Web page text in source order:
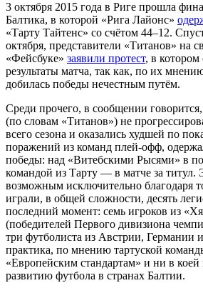
3 октября 2015 года в Риге прошла
Балтика, в которой «Рига Лайонс»
«Тарту Тайтенс» со счётом 44–12.
октября, представители «Титанов» на
«Фейсбуке» заявили протест, в котором
результаты матча, так как, по их
добилась победы нечестным путём.
Среди прочего, в сообщении
(по словам «Титанов») не
всего сезона и оказались худшей по
поражений из команд плей-офф,
победы: над «Витебскими Рысями» в
командой из Тарту — в матче за титул.
возможным исключительно благодаря
играли, в общей сложности, десять
последний момент: семь игроков из
(победителей Первого дивизиона
три футболиста из Австрии, Германии
практика, по мнению тартуской
«Европейским стандартам» и ни в коей
развитию футбола в странах Балтии.